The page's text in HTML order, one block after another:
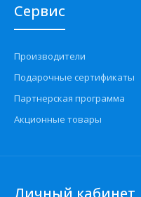
Сервис
Производители
Подарочные сертификаты
Партнерская программа
Акционные товары
Личный кабинет